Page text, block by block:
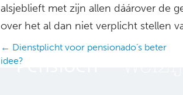
alsjeblieft met zijn allen dáárover de
over het al dan niet verplicht stellen
Posts
navigation
← Dienstplicht voor pensionado’s beter
idee?